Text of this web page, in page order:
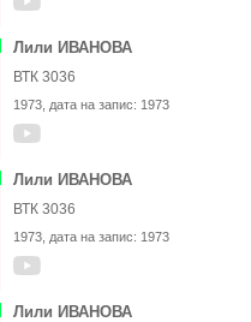
Лили ИВАНОВА
ВТК 3036
1973 , дата на запис: 1973
Лили ИВАНОВА
ВТК 3036
1973 , дата на запис: 1973
Лили ИВАНОВА